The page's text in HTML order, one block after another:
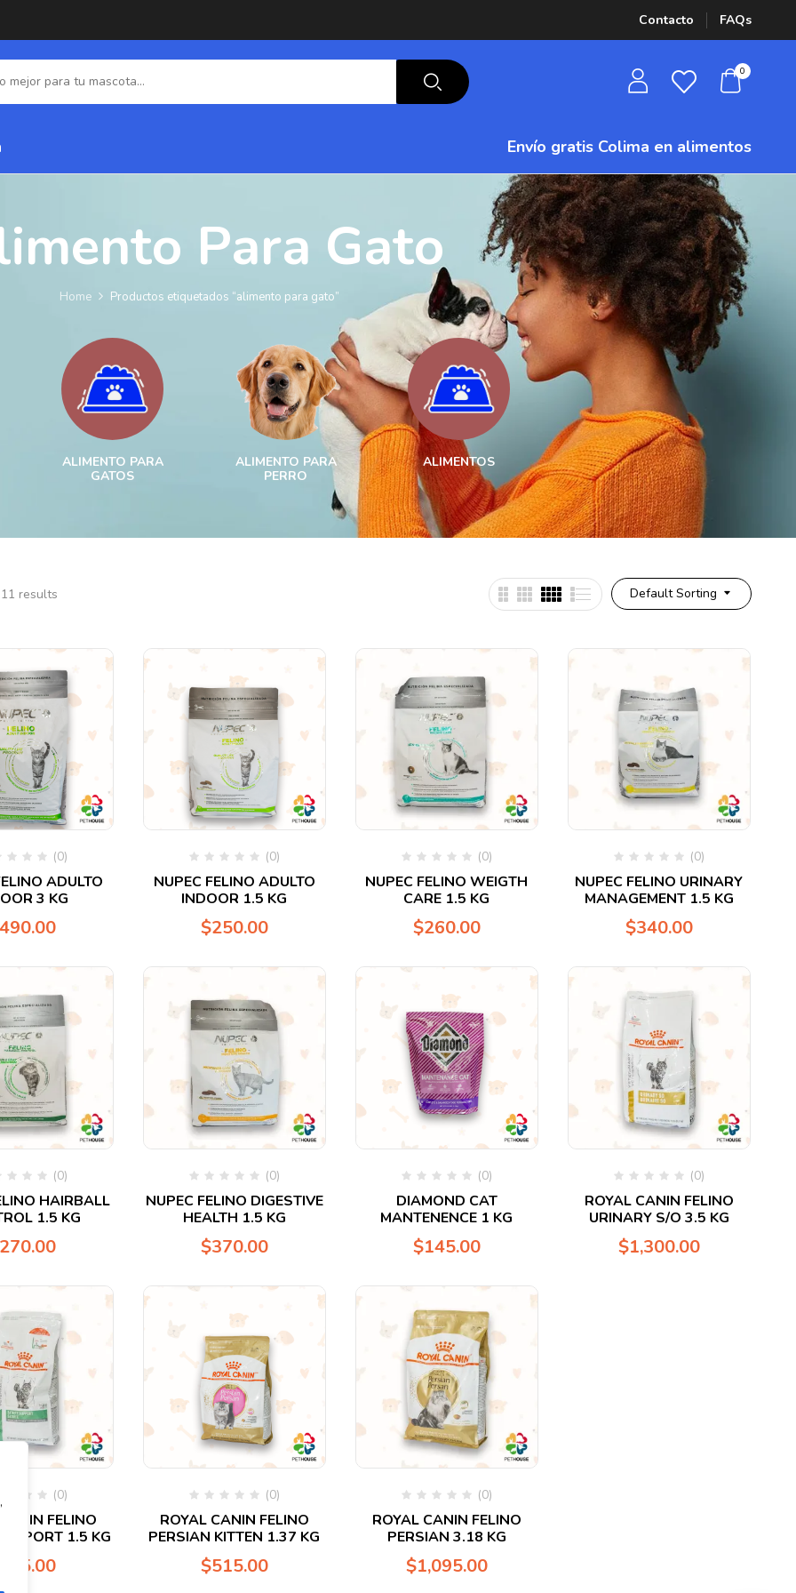
Contacto FAQs
0
Envío gratis Colima en alimentos
Para Gato
Home Productos etiquetados “alimento para gato”
ALIMENTO PARA
GATOS
ALIMENTO PARA
PERRO
ALIMENTOS ESTÉTICA
Default Sorting
results
(0)
ADULTO
3 KG
en
0
(0)
NUPEC FELINO ADULTO
INDOOR 1.5 KG
$250.00
en
0
(0)
NUPEC FELINO WEIGTH
CARE 1.5 KG
$260.00
en
0
(0)
NUPEC FELINO URINARY
MANAGEMENT 1.5 KG
$340.00
(0)
HAIRBALL
1.5 KG
en
0
(0)
NUPEC FELINO DIGESTIVE
HEALTH 1.5 KG
$370.00
en
0
(0)
DIAMOND CAT
MANTENENCE 1 KG
$145.00
en
0
(0)
ROYAL CANIN FELINO
URINARY S/O 3.5 KG
$1,300.00
(0)
FELINO
1.5 KG
545.00
en
0
(0)
ROYAL CANIN FELINO
PERSIAN KITTEN 1.37 KG
$515.00
en
0
(0)
ROYAL CANIN FELINO
PERSIAN 3.18 KG
$1,095.00